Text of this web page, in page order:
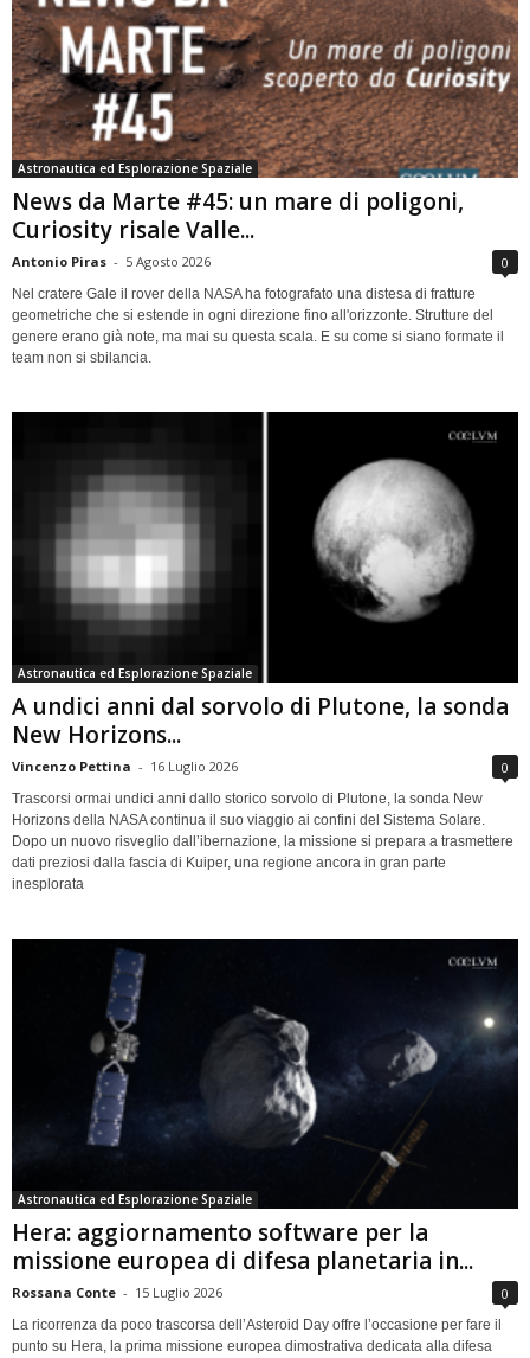
Astronautica ed Esplorazione Spaziale
News da Marte #45: un mare di poligoni,
Curiosity risale Valle...
Antonio Piras - 5 Agosto 2026 0
Nel cratere Gale il rover della NASA ha fotografato una distesa di fratture
geometriche che si estende in ogni direzione fino all'orizzonte. Strutture del
genere erano già note, ma mai su questa scala. E su come si siano formate il
team non si sbilancia.
Astronautica ed Esplorazione Spaziale
A undici anni dal sorvolo di Plutone, la sonda
New Horizons...
Vincenzo Pettina - 16 Luglio 2026 0
Trascorsi ormai undici anni dallo storico sorvolo di Plutone, la sonda New
Horizons della NASA continua il suo viaggio ai confini del Sistema Solare.
Dopo un nuovo risveglio dall’ibernazione, la missione si prepara a trasmettere
dati preziosi dalla fascia di Kuiper, una regione ancora in gran parte
inesplorata
Astronautica ed Esplorazione Spaziale
Hera: aggiornamento software per la
missione europea di difesa planetaria in...
Rossana Conte - 15 Luglio 2026 0
La ricorrenza da poco trascorsa dell’Asteroid Day offre l’occasione per fare il
punto su Hera, la prima missione europea dimostrativa dedicata alla difesa